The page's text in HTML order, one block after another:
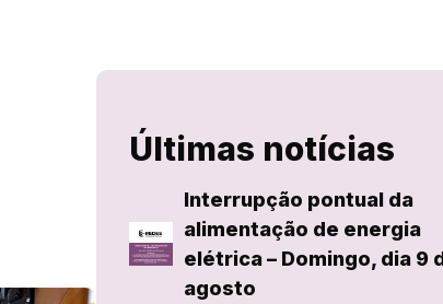
Últimas notícias
Interrupção pontual da
alimentação de energia
elétrica – Domingo, dia 9
agosto